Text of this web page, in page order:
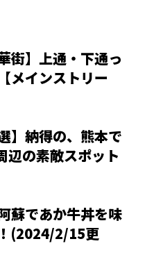
街】上通・下通っ
メインストリー
】納得の、熊本で
辺の素敵スポット
蘇であか牛丼を味
(2024/2/15更